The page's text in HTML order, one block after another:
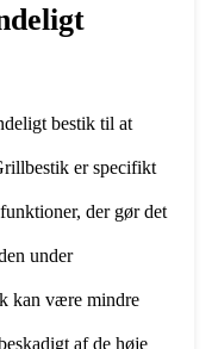
bestik til at
er specifikt
der gør det
under
kan være mindre
af de høje